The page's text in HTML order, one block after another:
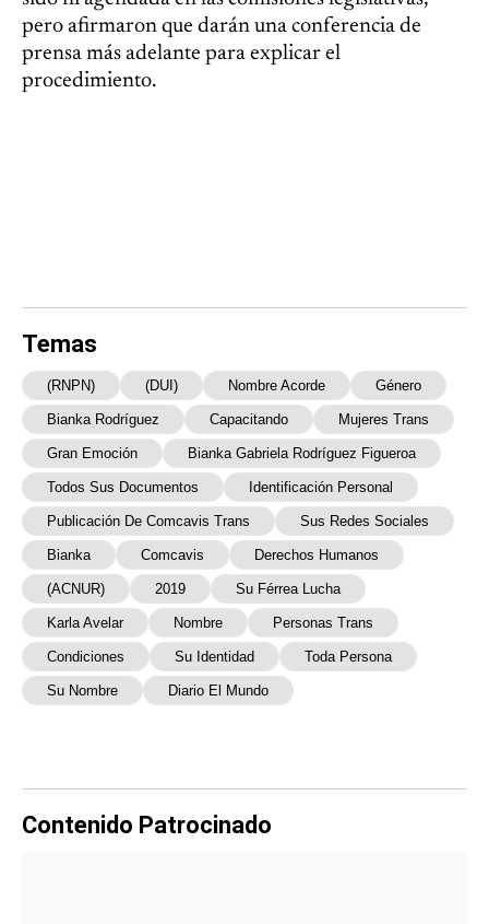
pero afirmaron que darán una conferencia de
prensa más adelante para explicar el
procedimiento.
Temas
(RNPN) (DUI) Nombre Acorde Género
Bianka Rodríguez Capacitando Mujeres Trans
Gran Emoción Bianka Gabriela Rodríguez Figueroa
Todos Sus Documentos Identificación Personal
Publicación De Comcavis Trans Sus Redes Sociales
Bianka Comcavis Derechos Humanos
(ACNUR) 2019 Su Férrea Lucha
Karla Avelar Nombre Personas Trans
Condiciones Su Identidad Toda Persona
Su Nombre Diario El Mundo
Contenido Patrocinado